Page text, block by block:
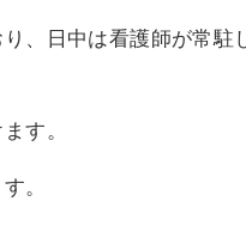
、日中は看護師が常
す。
。